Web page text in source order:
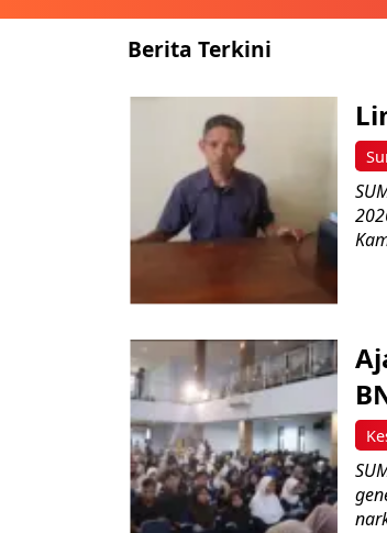
Berita Terkini